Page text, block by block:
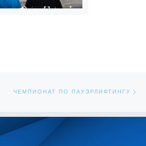
ЧЕМПИОНАТ ПО ПАУЭРЛИФТИНГУ